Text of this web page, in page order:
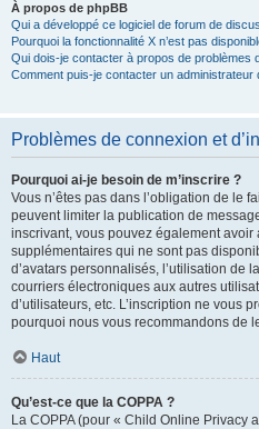
À propos de phpBB
Qui a développé ce logiciel de forum de
Pourquoi la fonctionnalité X n’est pas
Qui dois-je contacter à propos de problèmes
Comment puis-je contacter un administrateur
Problèmes de connexion et
Pourquoi ai-je besoin de m’inscrire ?
Vous n’êtes pas dans l’obligation de le
peuvent limiter la publication de
inscrivant, vous pouvez également
supplémentaires qui ne sont pas
d’avatars personnalisés, l’utilisation de
courriers électroniques aux autres
d’utilisateurs, etc. L’inscription ne vous
pourquoi nous vous recommandons de
Haut
Qu’est-ce que la COPPA ?
La COPPA (pour « Child Online Privacy